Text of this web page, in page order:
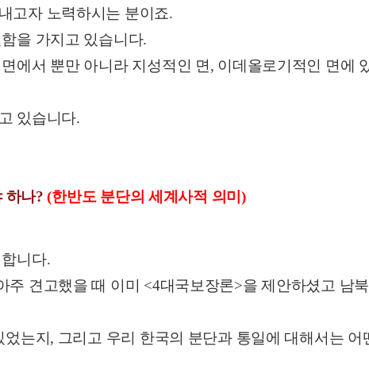
고자 노력하시는 분이죠.
을 가지고 있습니다.
에서 뿐만 아니라 지성적인 면, 이데올로기적인 면에
있습니다.
하나?(한반도 분단의 세계사적 의미)
니다.
주 견고했을 때 이미 <4대국보장론>을 제안하셨고 남
는지, 그리고 우리 한국의 분단과 통일에 대해서는 어